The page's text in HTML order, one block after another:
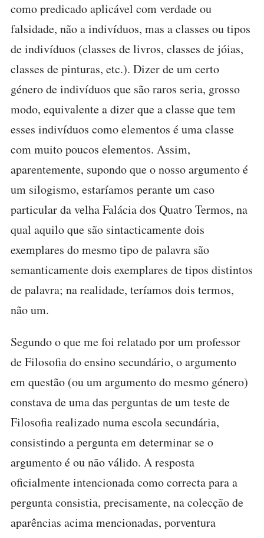
como predicado aplicável com verdade ou
falsidade, não a indivíduos, mas a classes ou tipos
de indivíduos (classes de livros, classes de jóias,
classes de pinturas, etc.). Dizer de um certo
género de indivíduos que são raros seria, grosso
modo, equivalente a dizer que a classe que tem
esses indivíduos como elementos é uma classe
com muito poucos elementos. Assim,
aparentemente, supondo que o nosso argumento é
um silogismo, estaríamos perante um caso
particular da velha Falácia dos Quatro Termos, na
qual aquilo que são sintacticamente dois
exemplares do mesmo tipo de palavra são
semanticamente dois exemplares de tipos distintos
de palavra; na realidade, teríamos dois termos,
não um.
Segundo o que me foi relatado por um professor
de Filosofia do ensino secundário, o argumento
em questão (ou um argumento do mesmo género)
constava de uma das perguntas de um teste de
Filosofia realizado numa escola secundária,
consistindo a pergunta em determinar se o
argumento é ou não válido. A resposta
oficialmente intencionada como correcta para a
pergunta consistia, precisamente, na colecção de
aparências acima mencionadas, porventura